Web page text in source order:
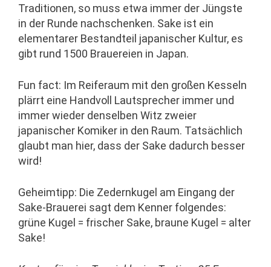
Traditionen, so muss etwa immer der Jüngste
in der Runde nachschenken. Sake ist ein
elementarer Bestandteil japanischer Kultur, es
gibt rund 1500 Brauereien in Japan.
Fun fact: Im Reiferaum mit den großen Kesseln
plärrt eine Handvoll Lautsprecher immer und
immer wieder denselben Witz zweier
japanischer Komiker in den Raum. Tatsächlich
glaubt man hier, dass der Sake dadurch besser
wird!
Geheimtipp: Die Zedernkugel am Eingang der
Sake-Brauerei sagt dem Kenner folgendes:
grüne Kugel = frischer Sake, braune Kugel = alter
Sake!